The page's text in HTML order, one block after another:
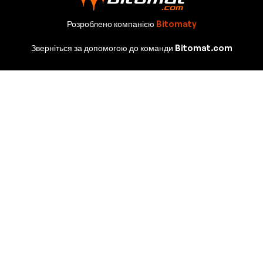
Розроблено компанією Bitomaty
Зверніться за допомогою до команди Bitomat.com